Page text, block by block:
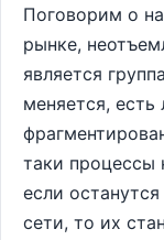
Поговорим о
рынке,
является
меняется, есть
таки процессы
если
сети, то их